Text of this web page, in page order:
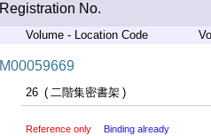
Registration No.
Volume - Location Code
M00059669
26 二階集密書架
Reference only Binding already